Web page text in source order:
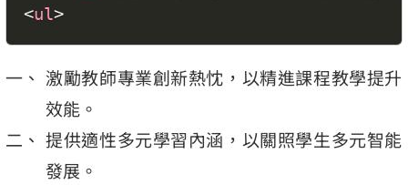
<ul>
激勵教師專業創新熱忱，以精進課程教學提升
效能。
提供適性多元學習內涵，以關照學生多元智能
發展。